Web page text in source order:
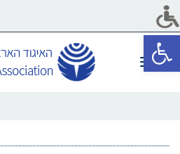
פתח סרגל נגישות
תפריט